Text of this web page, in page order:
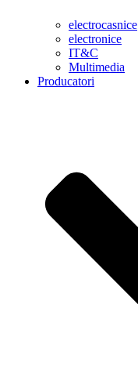
electrocasnice
electronice
IT&C
Multimedia
Producatori